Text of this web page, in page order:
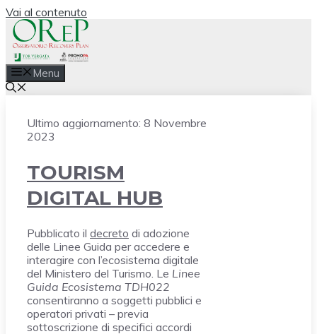
Vai al contenuto
Menu
Ultimo aggiornamento: 8 Novembre
2023
TOURISM
DIGITAL HUB
Pubblicato il decreto di adozione
delle Linee Guida per accedere e
interagire con l’ecosistema digitale
del Ministero del Turismo. Le Linee
Guida Ecosistema TDH022
consentiranno a soggetti pubblici e
operatori privati – previa
sottoscrizione di specifici accordi